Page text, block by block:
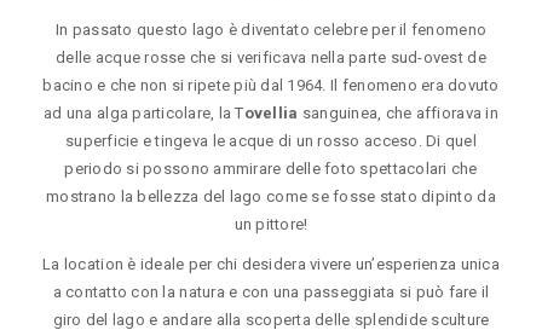
In passato questo lago è diventato celebre per il fenomeno
delle acque rosse che si verificava nella parte sud-ovest de
bacino e che non si ripete più dal 1964. Il fenomeno era dovuto
ad una alga particolare, la Tovellia sanguinea, che affiorava in
superficie e tingeva le acque di un rosso acceso. Di quel
periodo si possono ammirare delle foto spettacolari che
mostrano la bellezza del lago come se fosse stato dipinto da
un pittore!
La location è ideale per chi desidera vivere un’esperienza unica
a contatto con la natura e con una passeggiata si può fare il
giro del lago e andare alla scoperta delle splendide sculture